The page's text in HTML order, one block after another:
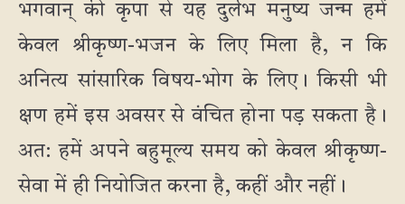
भगवान् की कृपा से यह दुर्लभ मनुष्य जन्म हमें
केवल श्रीकृष्ण-भजन के लिए मिला है, न कि
अनित्य सांसारिक विषय-भोग के लिए। किसी भी
क्षण हमें इस अवसर से वंचित होना पड़ सकता है।
अत: हमें अपने बहुमूल्य समय को केवल श्रीकृष्ण-
सेवा में ही नियोजित करना है, कहीं और नहीं।